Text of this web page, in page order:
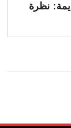
نظرة